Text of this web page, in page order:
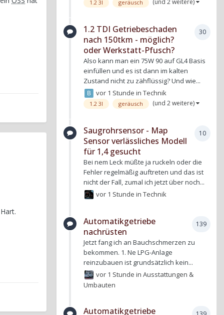
1.2 3l geräusch (und 2 weitere)
30
1.2 TDI Getriebeschaden
nach 150tkm - möglich?
oder Werkstatt-Pfusch?
Also kann man ein 75W 90 auf GL4 Basis
einfüllen und es ist dann im kalten
Zustand nicht zu zähflüssig? Und wie...
vor 1 Stunde inTechnik
1.2 3l geräusch (und 2 weitere)
10
Saugrohrsensor - Map
Sensor verlässliches Modell
für 1,4 gesucht
Bei nem Leck müßte ja ruckeln oder die
Fehler regelmäßig auftreten und das ist
nicht der Fall, zumal ich jetzt über noch...
vor 1 Stunde inTechnik
139
Automatikgetriebe
nachrüsten
Jetzt fang ich an Bauchschmerzen zu
bekommen. 1. Ne LPG-Anlage
reinzubauen ist grundsätzlich kein...
vor 1 Stunde inAusstattungen &
Umbauten
Automatikgetriebe